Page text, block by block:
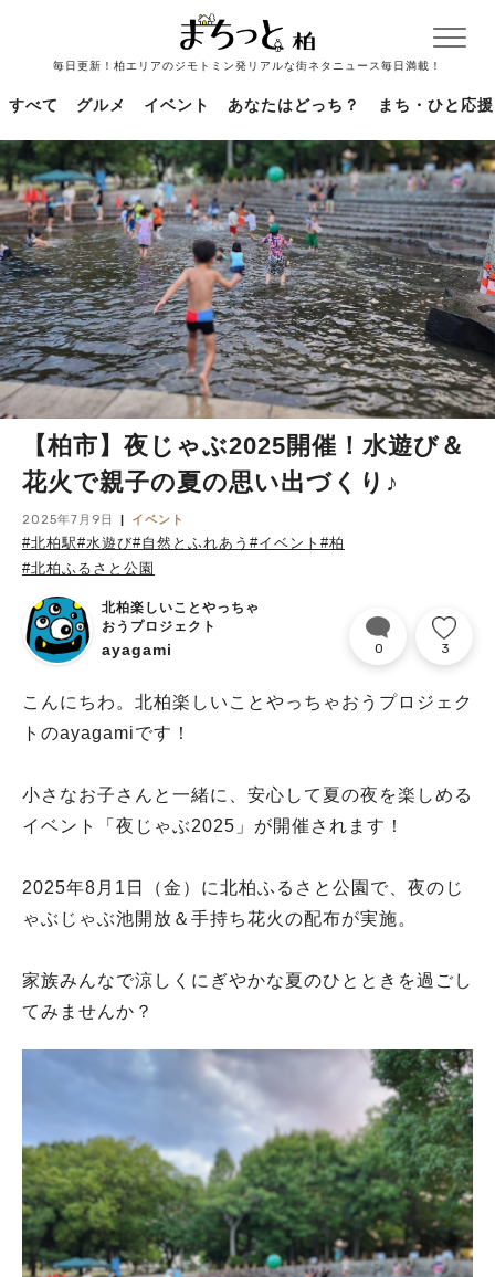
毎日更新！柏エリアのジモトミン発リアルな街ネタニュース毎日満載！
すべて グルメ イベント あなたはどっち？ まち・ひと応援
【柏市】夜じゃぶ2025開催！水遊び＆
花火で親子の夏の思い出づくり♪
2025年7月9日 イベント
#北柏駅#水遊び#自然とふれあう #イベント #柏
#北柏ふるさと公園
北柏楽しいことやっちゃ
おうプロジェクト
ayagami 0 3
こんにちわ。北柏楽しいことやっちゃおうプロジェク
トのayagamiです！
小さなお子さんと一緒に、安心して夏の夜を楽しめる
イベント「夜じゃぶ2025」が開催されます！
2025年8月1日（金）に北柏ふるさと公園で、夜のじ
ゃぶじゃぶ池開放＆手持ち花火の配布が実施。
家族みんなで涼しくにぎやかな夏のひとときを過ごし
てみませんか？